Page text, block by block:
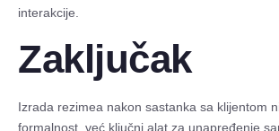
interakcije.
Zaključak
Izrada rezimea nakon sastanka sa klijentom
formalnost, već ključni alat za unapređenje